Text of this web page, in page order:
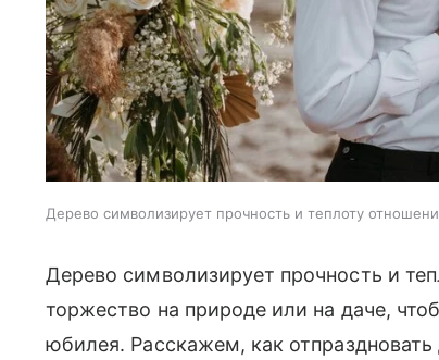
Дерево символизирует прочность и теплоту
Дерево символизирует прочность и
торжество на природе или на даче,
юбилея. Расскажем, как